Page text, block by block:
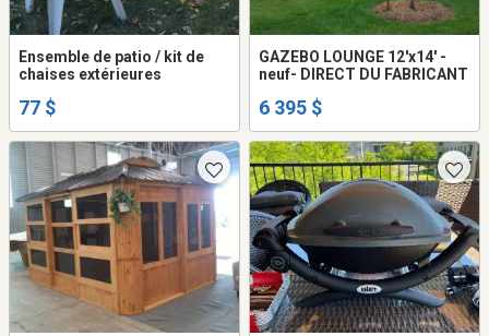
Ensemble de patio / kit de
chaises extérieures
77 $
GAZEBO LOUNGE 12'x14' -
neuf- DIRECT DU FABRICANT
6 395 $